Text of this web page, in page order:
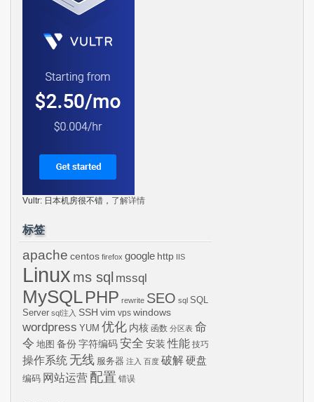
Vultr: 日本机房很不错， 了解详情
标签
apache centos firefox google http IIS
Linux ms sql mssql
MySQLPHP rewrite SEO sql SQL
Server sql注入 SSH vim vps windows
wordpress YUM 优化 内核 函数 分区表 命
令 地图 备份 字符编码 安全 安装 性能 技巧
操作系统 无线 服务器 注入 百度 破解硬盘
编码 网站运营 配置 错误